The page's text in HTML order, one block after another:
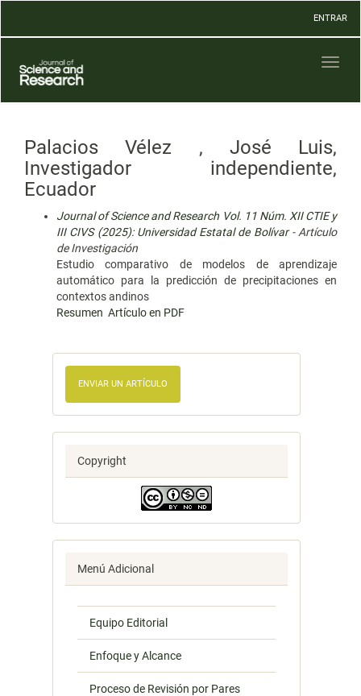
Contenido
Barra
lateral
ENTRAR
Palacios Vélez , José Luis,
Investigador independiente,
Ecuador
Journal of Science and Research Vol. 11 Núm. XII CTIE y
III CIVS (2025): Universidad Estatal de Bolívar- Artículo
de Investigación
Estudio comparativo de modelos de aprendizaje
automático para la predicción de precipitaciones en
contextos andinos
Resumen Artículo en PDF
ENVIAR UN ARTÍCULO
Copyright
Menú Adicional
Equipo Editorial
Enfoque y Alcance
Proceso de Revisión por Pares